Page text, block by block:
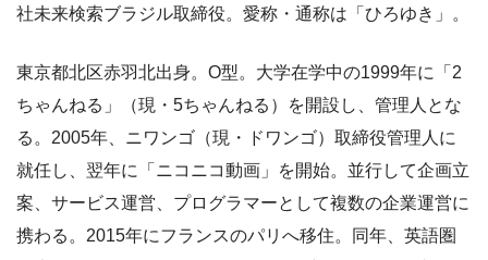
社未来検索ブラジル取締役。愛称・通称は「ひろゆき」。
東京都北区赤羽北出身。O型。大学在学中の1999年に「2
ちゃんねる」（現・5ちゃんねる）を開設し、管理人とな
る。2005年、ニワンゴ（現・ドワンゴ）取締役管理人に
就任し、翌年に「ニコニコ動画」を開始。並行して企画立
案、サービス運営、プログラマーとして複数の企業運営に
携わる。2015年にフランスのパリへ移住。同年、英語圏